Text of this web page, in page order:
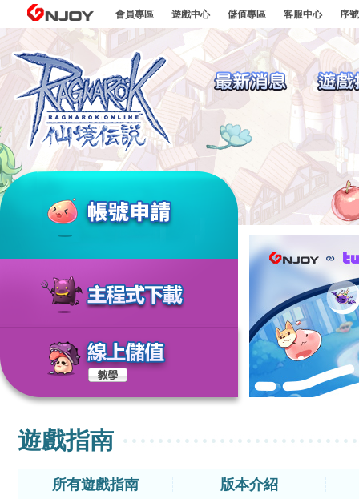
GNJOY會員專區 遊戲中心 儲值專區 客服中心 序
遊戲指南
所有遊戲指南
版本介紹